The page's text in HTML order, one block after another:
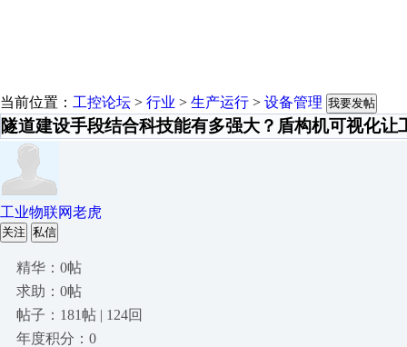
当前位置： 工控论坛 > 行业 > 生产运行 > 设备管理 我要发帖
隧道建设手段结合科技能有多强大？盾构机可视化让
工业物联网老虎
关注 私信
精华：0帖
求助：0帖
帖子：181帖 | 124回
年度积分：0